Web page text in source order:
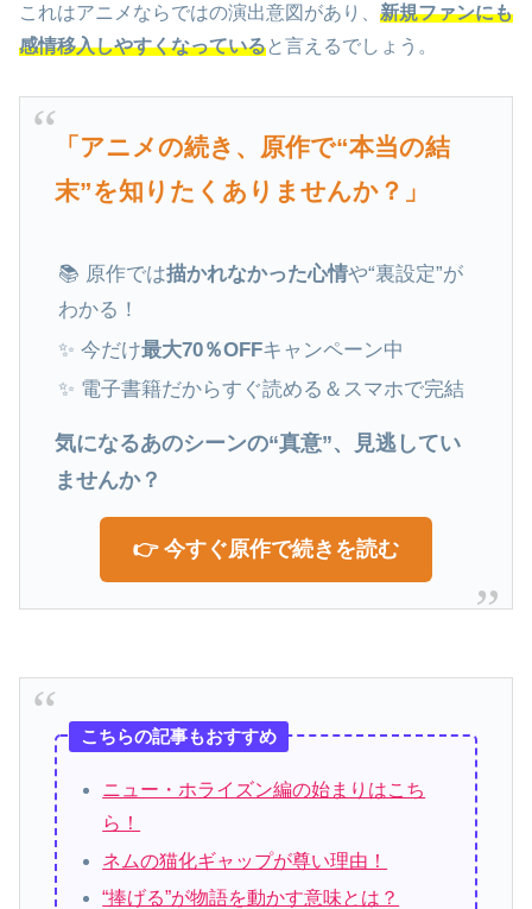
これはアニメならではの演出意図があり、 新規ファンにも
感情移入しやすくなっていると言えるでしょう。
「アニメの続き、原作で“本当の結
末”を知りたくありませんか？」
📚 原作では描かれなかった心情や“裏設定”が
わかる！
✨ 今だけ最大70％OFFキャンペーン中
✨ 電子書籍だからすぐ読める＆スマホで完結
気になるあのシーンの“真意”、見逃してい
ませんか？
👉 今すぐ原作で続きを読む
こちらの記事もおすすめ
ニュー・ホライズン編の始まりはこち
ら！
ネムの猫化ギャップが尊い理由！
“捧げる”が物語を動かす意味とは？